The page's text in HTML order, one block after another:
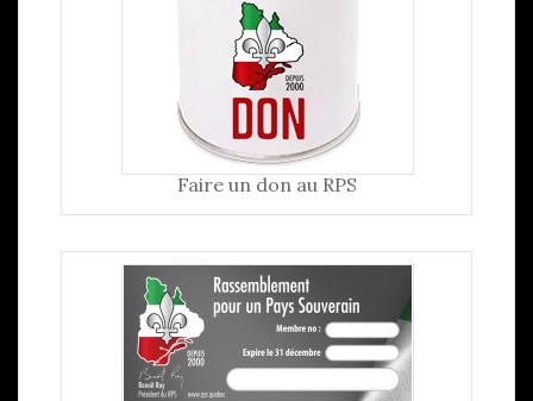
Faire un don au RPS